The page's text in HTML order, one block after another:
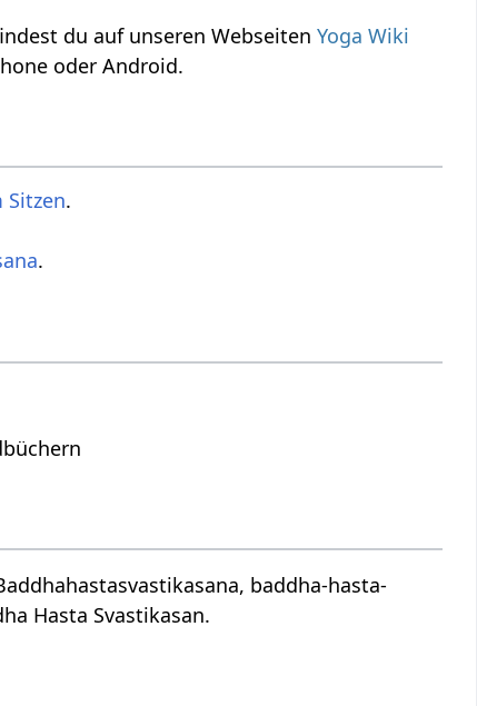
du auf unseren WebseitenYoga Wiki
oder Android.
Sitzen.
.
baddha-hasta-
Hasta Svastikasan.